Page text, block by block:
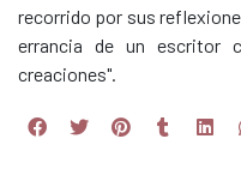
recorrido por sus
errancia de un escritor
creaciones".